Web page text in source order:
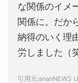
な関係のイメ
関係に。だか
納得のいく理
労しました（
引用元:ananNEWS